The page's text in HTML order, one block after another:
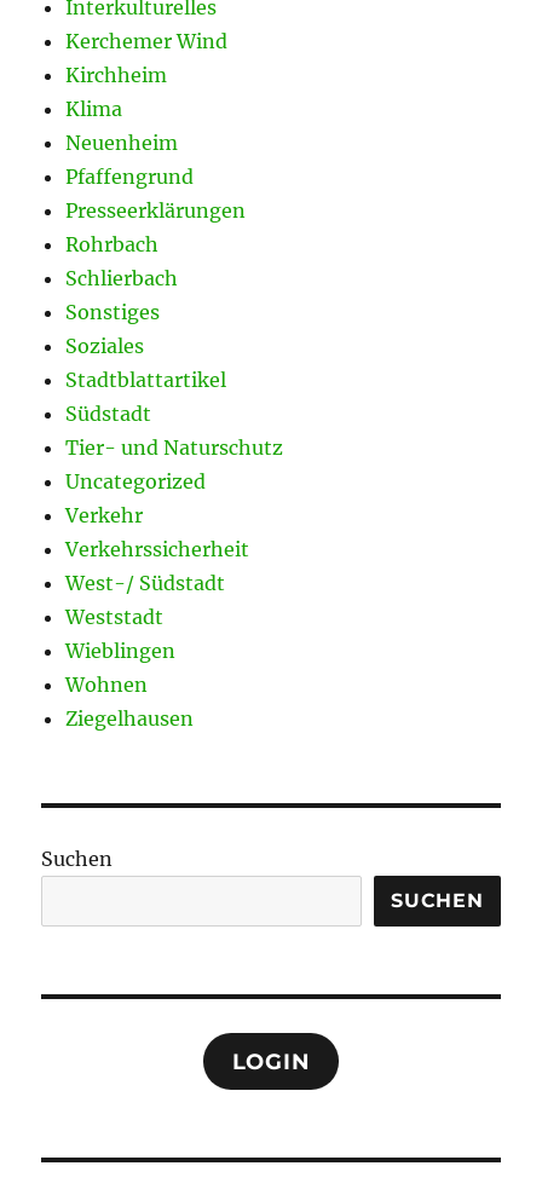
Interkulturelles
Kerchemer Wind
Kirchheim
Klima
Neuenheim
Pfaffengrund
Presseerklärungen
Rohrbach
Schlierbach
Sonstiges
Soziales
Stadtblattartikel
Südstadt
Tier- und Naturschutz
Uncategorized
Verkehr
Verkehrssicherheit
West-/ Südstadt
Weststadt
Wieblingen
Wohnen
Ziegelhausen
Suchen
SUCHEN
LOGIN